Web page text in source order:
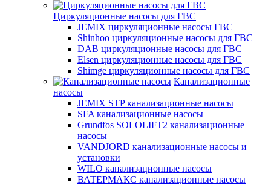
Циркуляционные насосы для ГВС
JEMIX циркуляционные насосы ГВС
Shinhoo циркуляционные насосы для ГВС
DAB циркуляционные насосы для ГВС
Elsen циркуляционные насосы для ГВС
Shimge циркуляционные насосы для ГВС
Канализационные
насосы
JEMIX STP канализационные насосы
SFA канализационные насосы
Grundfos SOLOLIFT2 канализационные
насосы
VANDJORD канализационные насосы и
установки
WILO канализационные насосы
ВАТЕРМАКС канализационные насосы